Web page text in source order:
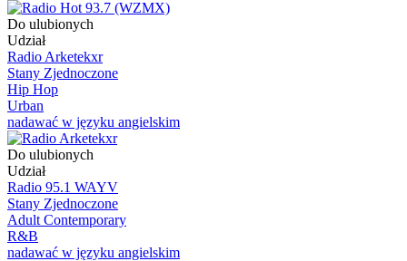
Do ulubionych
Udział
Radio Arketekxr
Stany Zjednoczone
Hip Hop
Urban
nadawać w języku angielskim
Do ulubionych
Udział
Radio 95.1 WAYV
Stany Zjednoczone
Adult Contemporary
R&B
nadawać w języku angielskim